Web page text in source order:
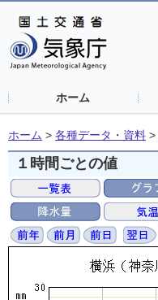
ホーム
ホーム > 各種データ・資料 >
１時間ごとの値